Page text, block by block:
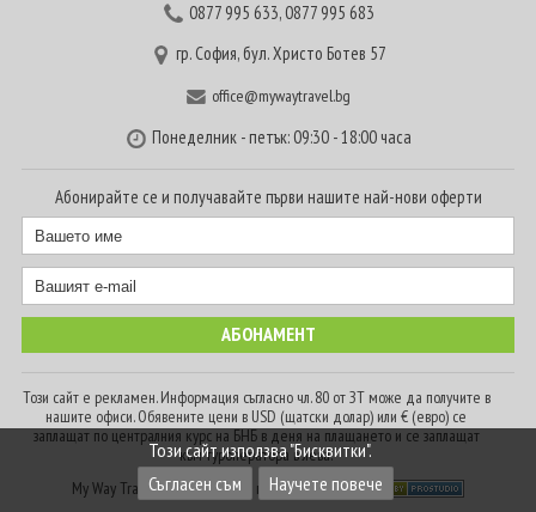
0877 995 633,0877 995 683
гр. София, бул. Христо Ботев 57
office@mywaytravel.bg
Понеделник - петък: 09:30 - 18:00 часа
Абонирайте се и получавайте първи нашите най-нови оферти
Този сайт е рекламен. Информация съгласно чл. 80 от ЗТ може да получите в
нашите офиси. Обявените цени в USD (щатски долар) или € (евро) се
заплащат по централния курс на БНБ в деня на плащането и се заплащат
към туроператора в лева.
My Way Travel © 2016. Всички права запазени
Този сайт използва "Бисквитки".
Съгласен съм
Научете повече